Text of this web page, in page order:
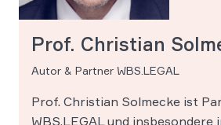
Prof. Christian
Autor & Partner WBS.LEGAL
Prof. Christian Solmecke ist
WBS.LEGAL und insbesondere